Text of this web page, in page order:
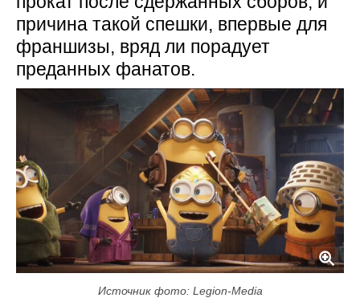
причина такой спешки, впервые для
франшизы, вряд ли порадует
преданных фанатов.
Источник фото: Legion-Media